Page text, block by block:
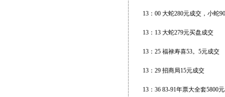
13：00 大蛇280元成交，小蛇
13：13 大蛇279元买盘成交
13：25 福禄寿喜53。5元成交
13：29 招商局15元成交
13：36 83-91年票大全套5800